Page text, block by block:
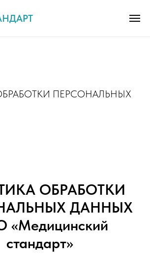
ПЕРСОНАЛЬНЫХ
ОБРАБОТКИ
ДАННЫХ
стандарт»